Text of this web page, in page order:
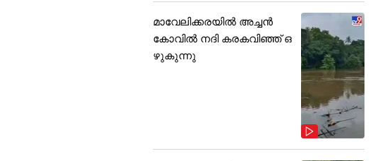
മാവേലിക്കരയിൽ അച്ചൻ
കോവിൽ നദി കരകവിഞ്ഞ് ഒ
ഴുകുന്നു